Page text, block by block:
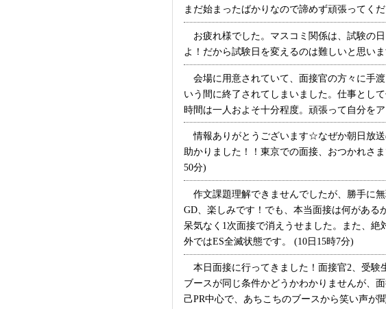
まだ始まったばかりなので諦めず頑張ってく
お疲れ様でした。マスコミ関係は、試験の
よ！だから試験日を変えるのは難しいと思い
会場に用意されていて、面接官の方々に手
いう間に終了されてしまいました。仕事とし
時間は一人およそ十分程度。頑張って自分を
情報ありがとうございます☆なぜか朝日放送
助かりました！！東京での面接、おつかれさ
50分)
作文課題理解できませんでしたが、勝手に
GD、楽しみです！でも、本当面接は何があ
呆気なく1次面接で消えうせました。また、
外ではES全滅状態です。 (10日15時7分)
本日面接に行ってきました！面接官2、受験
ブースが同じ条件かどうかわかりませんが、
己PR中心で、あちこちのブースから笑い声が